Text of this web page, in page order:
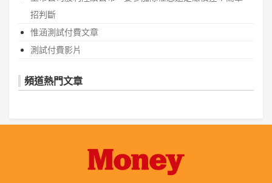
招判斷
惟涵測試付費文章
測試付費影片
頻道熱門文章